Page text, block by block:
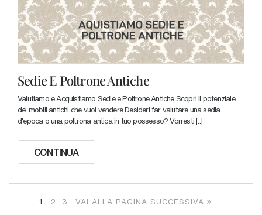
Sedie E Poltrone Antiche
Valutiamo e Acquistiamo Sedie e Poltrone Antiche Scopri il potenziale
dei mobili antichi che vuoi vendere Desideri far valutare una sedia
d'epoca o una poltrona antica in tuo possesso? Vorresti [..]
CONTINUA
1 2 3 VAI ALLA PAGINA SUCCESSIVA